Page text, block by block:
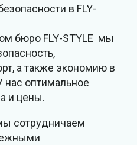
в FLY-
бюро FLY-STYLE мы
а также экономию в
нас оптимальное
и цены.
сотрудничаем